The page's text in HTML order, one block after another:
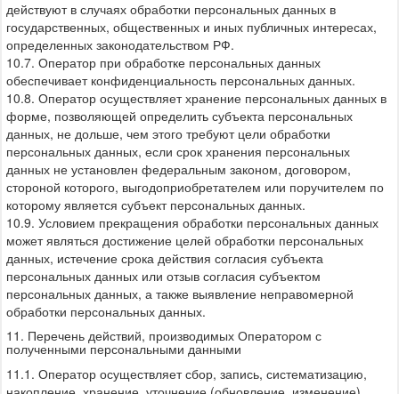
действуют в случаях обработки персональных данных в
государственных, общественных и иных публичных интересах,
определенных законодательством РФ.
10.7. Оператор при обработке персональных данных
обеспечивает конфиденциальность персональных данных.
10.8. Оператор осуществляет хранение персональных данных в
форме, позволяющей определить субъекта персональных
данных, не дольше, чем этого требуют цели обработки
персональных данных, если срок хранения персональных
данных не установлен федеральным законом, договором,
стороной которого, выгодоприобретателем или поручителем по
которому является субъект персональных данных.
10.9. Условием прекращения обработки персональных данных
может являться достижение целей обработки персональных
данных, истечение срока действия согласия субъекта
персональных данных или отзыв согласия субъектом
персональных данных, а также выявление неправомерной
обработки персональных данных.
11. Перечень действий, производимых Оператором с
полученными персональными данными
11.1. Оператор осуществляет сбор, запись, систематизацию,